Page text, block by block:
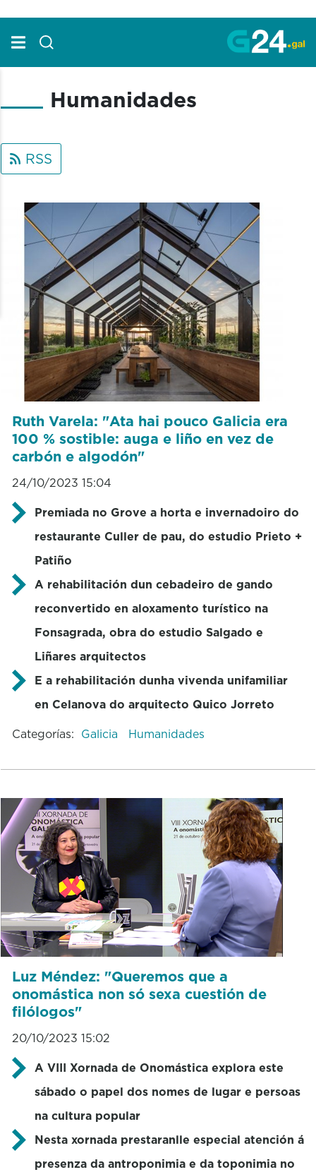
Humanidades
RSS
Ruth Varela: "Ata hai pouco Galicia era
100 % sostible: auga e liño en vez de
carbón e algodón"
24/10/2023 15:04
Premiada no Grove a horta e invernadoiro do
restaurante Culler de pau, do estudio Prieto +
Patiño
A rehabilitación dun cebadeiro de gando
reconvertido en aloxamento turístico na
Fonsagrada, obra do estudio Salgado e
Liñares arquitectos
E a rehabilitación dunha vivenda unifamiliar
en Celanova do arquitecto Quico Jorreto
Categorías: Galicia Humanidades
Luz Méndez: "Queremos que a
onomástica non só sexa cuestión de
filólogos"
20/10/2023 15:02
A VIII Xornada de Onomástica explora este
sábado o papel dos nomes de lugar e persoas
na cultura popular
Nesta xornada prestaranlle especial atención á
presenza da antroponimia e da toponimia no